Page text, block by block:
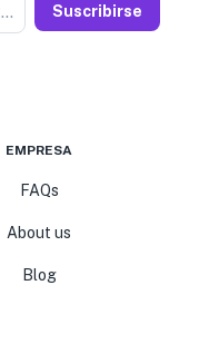
Suscríbete para el boletín Suscribirse
EMPRESA
FAQs
About us
Blog